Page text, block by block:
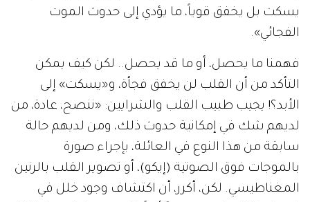
يسكت بل يخفق قوياً، ما يؤدي إلى حدوث الموت
الفجائي».
فهمنا ما يحصل، أو ما قد يحصل.. لكن كيف يمكن
التأكد من أن القلب لن يخفق فجأة، و«يسكت» إلى
الأبد؟! يجيب طبيب القلب والشرايين: «ننصح، عادة، من
لديهم شك في إمكانية حدوث ذلك، ومن لديهم حالة
سابقة من هذا النوع في العائلة، بإجراء صورة
بالموجات فوق الصوتية (إيكو)، أو تصوير القلب بالرنين
المغناطيسي. لكن، أكرر، أن اكتشاف وجود خلل في